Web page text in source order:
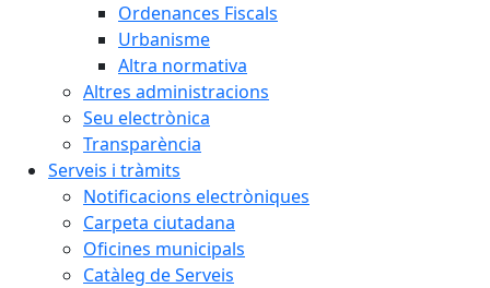
Ordenances Fiscals
Urbanisme
Altra normativa
Altres administracions
Seu electrònica
Transparència
Serveis i tràmits
Notificacions electròniques
Carpeta ciutadana
Oficines municipals
Catàleg de Serveis